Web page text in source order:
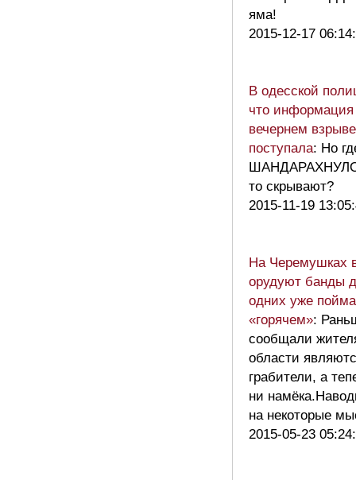
яма!
2015-12-17
В одесской
что
вечернем
поступала: Но
то скрывают?
2015-11-19
На Черемушках
орудуют банды
одних уже
«горячем»:
сообщали
области
грабители, а
ни
на некоторые
2015-05-23